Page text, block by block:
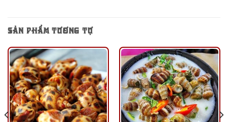
SẢN PHẨM TƯƠNG TỰ